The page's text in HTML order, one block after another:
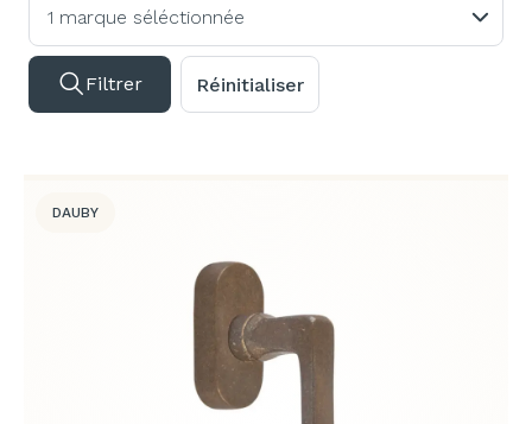
1 marque séléctionnée
Filtrer Réinitialiser
DAUBY